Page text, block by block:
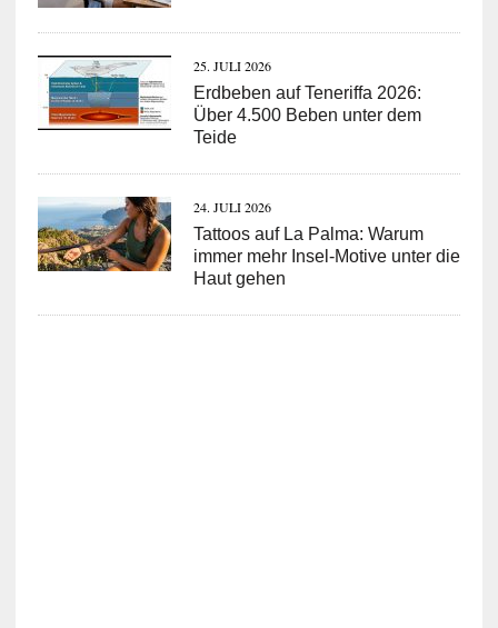
25. JULI 2026
Erdbeben auf Teneriffa 2026:
Über 4.500 Beben unter dem
Teide
24. JULI 2026
Tattoos auf La Palma: Warum
immer mehr Insel-Motive unter die
Haut gehen